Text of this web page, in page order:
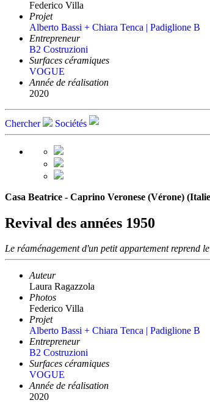
Federico Villa
Projet
Alberto Bassi + Chiara Tenca | Padiglione B
Entrepreneur
B2 Costruzioni
Surfaces céramiques
VOGUE
Année de réalisation
2020
Chercher Sociétés
Casa Beatrice - Caprino Veronese (Vérone)
Revival des années 1950
Le réaménagement d'un petit appartement reprend
Auteur
Laura Ragazzola
Photos
Federico Villa
Projet
Alberto Bassi + Chiara Tenca | Padiglione B
Entrepreneur
B2 Costruzioni
Surfaces céramiques
VOGUE
Année de réalisation
2020